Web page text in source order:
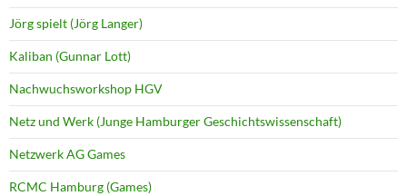
Jörg spielt (Jörg Langer)
Kaliban (Gunnar Lott)
Nachwuchsworkshop HGV
Netz und Werk (Junge Hamburger Geschichtswissenschaft)
Netzwerk AG Games
RCMC Hamburg (Games)